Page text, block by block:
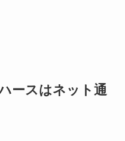
ースはネット通